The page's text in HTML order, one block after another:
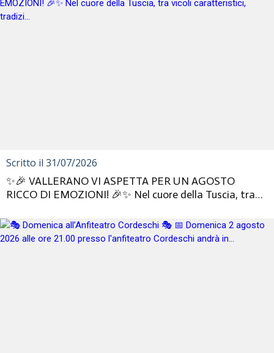
Scritto il 31/07/2026
✨🎉 VALLERANO VI ASPETTA PER UN AGOSTO
RICCO DI EMOZIONI! 🎉✨ Nel cuore della Tuscia, tra